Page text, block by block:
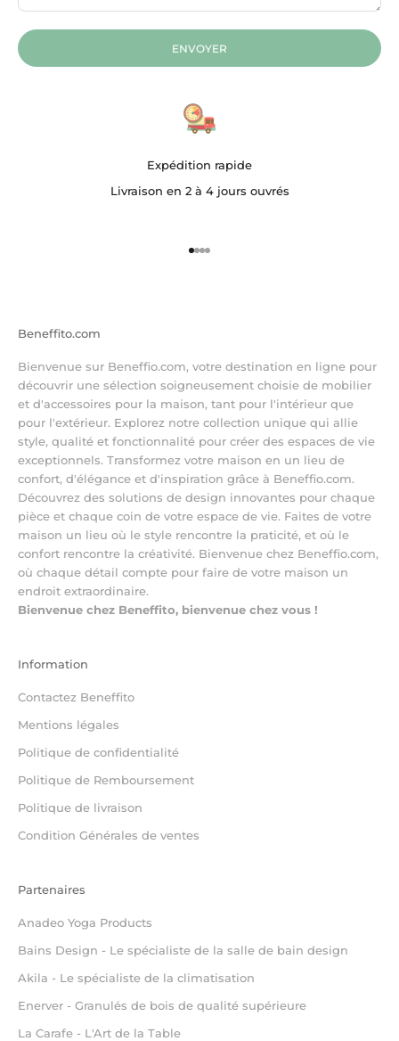
ENVOYER
Expédition rapide
Livraison en 2 à 4 jours ouvrés
Aller à l'élément 1
Aller à l'élément 2
Aller à l'élément 3
Aller à l'élément 4
Beneffito.com
Bienvenue sur Beneffio.com, votre destination en ligne pour
découvrir une sélection soigneusement choisie de mobilier
et d'accessoires pour la maison, tant pour l'intérieur que
pour l'extérieur. Explorez notre collection unique qui allie
style, qualité et fonctionnalité pour créer des espaces de vie
exceptionnels. Transformez votre maison en un lieu de
confort, d'élégance et d'inspiration grâce à Beneffio.com.
Découvrez des solutions de design innovantes pour chaque
pièce et chaque coin de votre espace de vie. Faites de votre
maison un lieu où le style rencontre la praticité, et où le
confort rencontre la créativité. Bienvenue chez Beneffio.com,
où chaque détail compte pour faire de votre maison un
endroit extraordinaire.
Bienvenue chez Beneffito, bienvenue chez vous !
Information
Contactez Beneffito
Mentions légales
Politique de confidentialité
Politique de Remboursement
Politique de livraison
Condition Générales de ventes
Partenaires
Anadeo Yoga Products
Bains Design - Le spécialiste de la salle de bain design
Akila - Le spécialiste de la climatisation
Enerver - Granulés de bois de qualité supérieure
La Carafe - L'Art de la Table